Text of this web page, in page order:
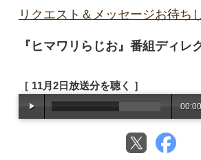
リクエスト＆メッセージお待ち
『ヒマワリらじお』番組ディレ
［ 11月2日放送分を聴く ］
00:00